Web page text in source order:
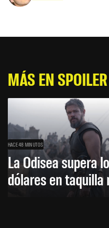
MÁS EN SPOILER
HACE 48 MINUTOS
La Odisea supera
dólares en taquilla